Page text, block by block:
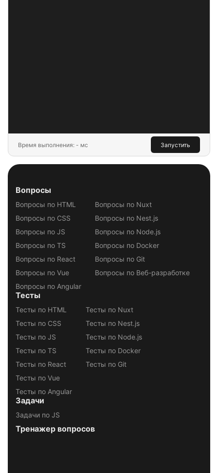
Время выполнения: - мс Запустить
Вопросы
Вопросы по HTML
Вопросы по CSS
Вопросы по JS
Вопросы по TS
Вопросы по React
Вопросы по Vue
Вопросы по Angular
Вопросы по Nuxt
Вопросы по Nest.js
Вопросы по Node.js
Вопросы по Docker
Вопросы по Git
Вопросы по Веб-разработке
Тесты
Тесты по HTML
Тесты по CSS
Тесты по JS
Тесты по TS
Тесты по React
Тесты по Vue
Тесты по Angular
Тесты по Nuxt
Тесты по Nest.js
Тесты по Node.js
Тесты по Docker
Тесты по Git
Задачи
Задачи по JS
Тренажер вопросов